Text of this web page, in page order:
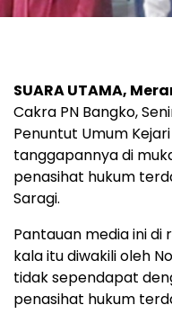
SUARA UTAMA,
Cakra PN Bangko,
Penuntut Umum
tanggapannya di
penasihat hukum
Saragi.
Pantauan media ini di
kala itu diwakili oleh
tidak sependapat
penasihat hukum